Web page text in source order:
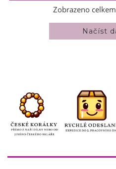
Zobrazeno celkem